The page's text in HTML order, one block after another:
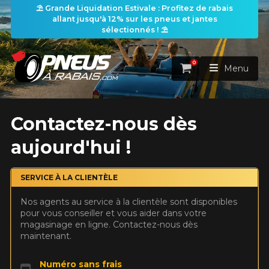
⛱️ Grande Liquidation Estivale : Profitez de rabais
allant jusqu'à 12% sur les pneus et jantes
sélectionnés ! ⛱️
PNEUS
RECHERCHE DE PNEUS VOIR TOUT
Rechercher par
Par dimensions Par véhicule
ROUES
RECHERCHE DE ROUES
ENSEMBLES
PROMOTIONS
Panier
0
Menu
Contactez-nous dès
aujourd'hui !
SERVICE À LA CLIENTÈLE
Nos agents au service à la clientèle sont disponibles
pour vous conseiller et vous aider dans votre
magasinage en ligne. Contactez-nous dès
maintenant.
Numéro sans frais